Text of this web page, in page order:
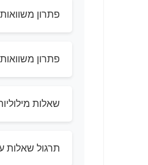
פתרון
פתרון
שאלות
תרגול שאלות